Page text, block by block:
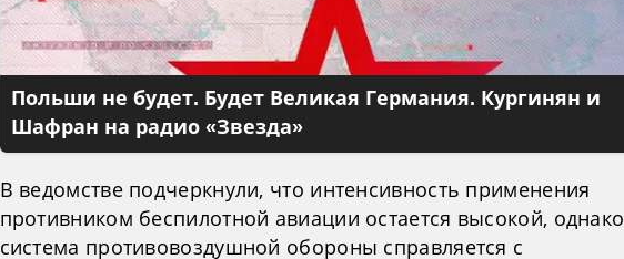
Польши не будет. Будет Великая Германия. Кургинян и
Шафран на радио «Звезда»
В ведомстве подчеркнули, что интенсивность применения
противником беспилотной авиации остается высокой, однако
система противовоздушной обороны справляется с